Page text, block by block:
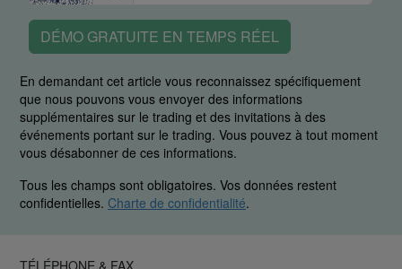
DÉMO GRATUITE EN TEMPS RÉEL
En demandant cet article vous reconnaissez spécifiquement
que nous pouvons vous envoyer des informations
supplémentaires sur le trading et des invitations à des
événements portant sur le trading. Vous pouvez à tout moment
vous désabonner de ces informations.
Tous les champs sont obligatoires. Vos données restent
confidentielles. Charte de confidentialité.